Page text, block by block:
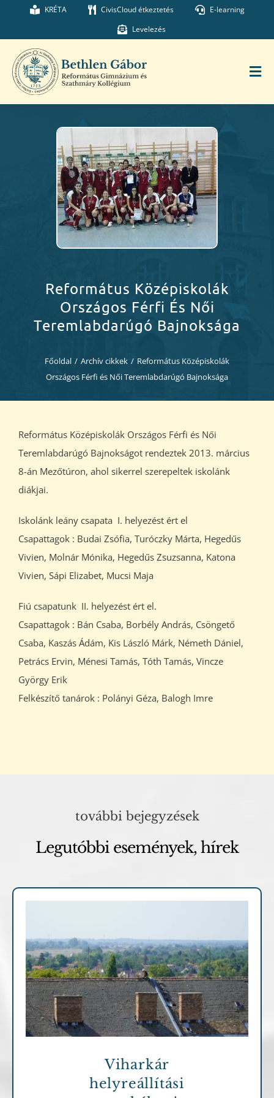
Kihagyás KRÉTA CivisCloud étkeztetés
E-learning
Levelezés
Munkatársaink
Kollégium
Dokumentumok
Református Középiskolák
Országos Férfi És Női
Teremlabdarúgó Bajnoksága
Főoldal / Archív cikkek / Református Középiskolák
Országos Férfi és Női Teremlabdarúgó Bajnoksága
Református Középiskolák Országos Férfi és Női
Teremlabdarúgó Bajnokságot rendeztek 2013. március
8-án Mezőtúron, ahol sikerrel szerepeltek iskolánk
diákjai.
Iskolánk leány csapata I. helyezést ért el
Csapattagok : Budai Zsófia, Turóczky Márta, Hegedűs
Vivien, Molnár Mónika, Hegedűs Zsuzsanna, Katona
Vivien, Sápi Elizabet, Mucsi Maja
Fiú csapatunk II. helyezést ért el.
Csapattagok : Bán Csaba, Borbély András, Csöngető
Csaba, Kaszás Ádám, Kis László Márk, Németh Dániel,
Petrács Ervin, Ménesi Tamás, Tóth Tamás, Vincze
György Erik
Felkészítő tanárok : Polányi Géza, Balogh Imre
további bejegyzések
Legutóbbi események, hírek
Archív cikkek
Viharkár
helyreállítási